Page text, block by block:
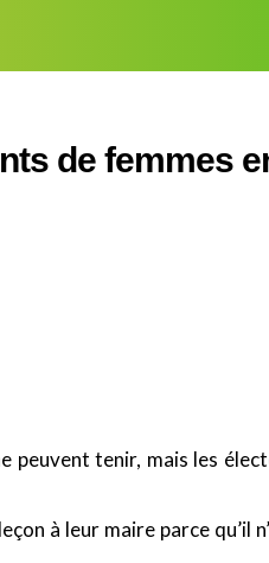
de femmes
peuvent tenir, mais les
à leur maire parce qu’il